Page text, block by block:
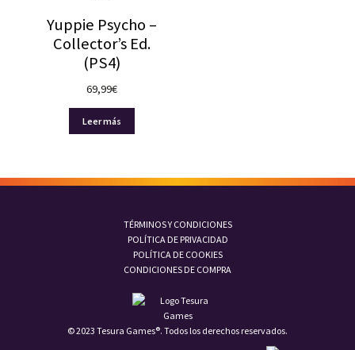
Yuppie Psycho –
Collector’s Ed.
(PS4)
69,99€
Leer más
TÉRMINOS Y CONDICIONES
POLÍTICA DE PRIVACIDAD
POLÍTICA DE COOKIES
CONDICIONES DE COMPRA
© 2023 Tesura Games®. Todos los derechos reservados.